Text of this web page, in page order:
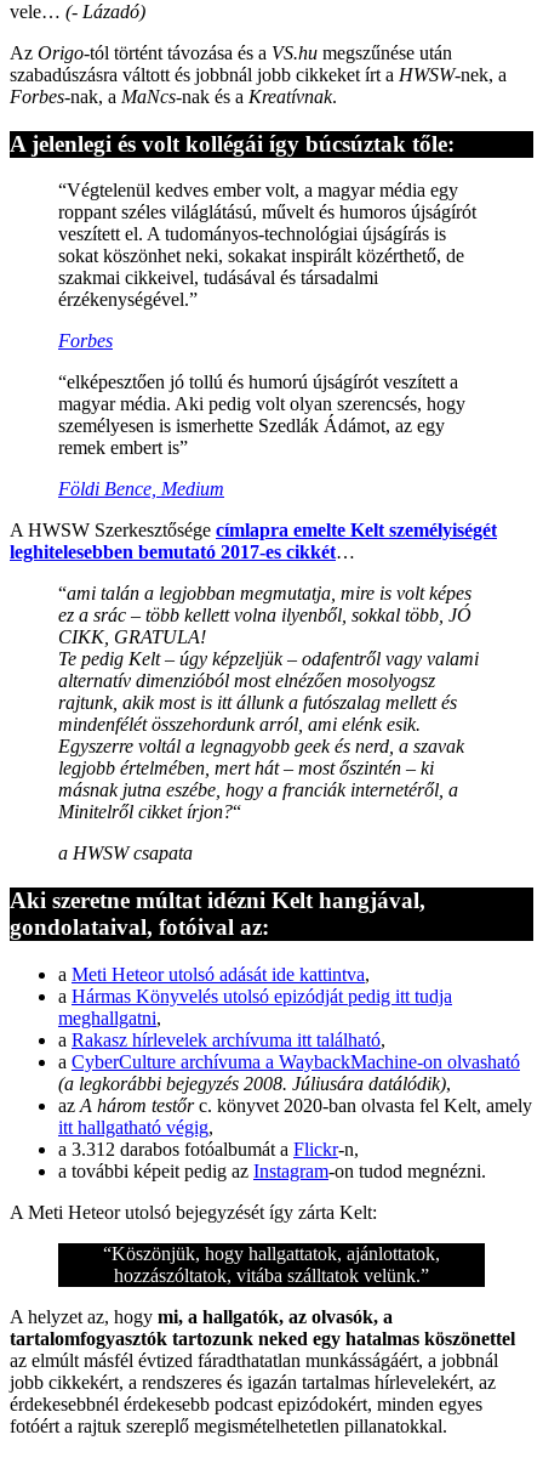
vele… (- Lázadó)
Az Origo-tól történt távozása és a VS.hu megszűnése után
szabadúszásra váltott és jobbnál jobb cikkeket írt a HWSW-nek, a
Forbes-nak, a MaNcs-nak és a Kreatívnak.
A jelenlegi és volt kollégái így búcsúztak tőle:
“Végtelenül kedves ember volt, a magyar média egy
roppant széles világlátású, művelt és humoros újságírót
veszített el. A tudományos-technológiai újságírás is
sokat köszönhet neki, sokakat inspirált közérthető, de
szakmai cikkeivel, tudásával és társadalmi
érzékenységével.”
Forbes
“elképesztően jó tollú és humorú újságírót veszített a
magyar média. Aki pedig volt olyan szerencsés, hogy
személyesen is ismerhette Szedlák Ádámot, az egy
remek embert is”
Földi Bence, Medium
A HWSW Szerkesztősége címlapra emelte Kelt személyiségét
leghitelesebben bemutató 2017-es cikkét…
“ami talán a legjobban megmutatja, mire is volt képes
ez a srác – több kellett volna ilyenből, sokkal több, JÓ
CIKK, GRATULA!
Te pedig Kelt – úgy képzeljük – odafentről vagy valami
alternatív dimenzióból most elnézően mosolyogsz
rajtunk, akik most is itt állunk a futószalag mellett és
mindenfélét összehordunk arról, ami elénk esik.
Egyszerre voltál a legnagyobb geek és nerd, a szavak
legjobb értelmében, mert hát – most őszintén – ki
másnak jutna eszébe, hogy a franciák internetéről, a
Minitelről cikket írjon?“
a HWSW csapata
Aki szeretne múltat idézni Kelt hangjával,
gondolataival, fotóival az:
a Meti Heteor utolsó adását ide kattintva,
a Hármas Könyvelés utolsó epizódját pedig itt tudja
meghallgatni,
a Rakasz hírlevelek archívuma itt található,
a CyberCulture archívuma a WaybackMachine-on olvasható
(a legkorábbi bejegyzés 2008. Júliusára datálódik),
az A három testőrc. könyvet 2020-ban olvasta fel Kelt, amely
itt hallgatható végig,
a 3.312 darabos fotóalbumát a Flickr-n,
a további képeit pedig az Instagram-on tudod megnézni.
A Meti Heteor utolsó bejegyzését így zárta Kelt:
“Köszönjük, hogy hallgattatok, ajánlottatok,
hozzászóltatok, vitába szálltatok velünk.”
A helyzet az, hogy mi, a hallgatók, az olvasók, a
tartalomfogyasztók tartozunk neked egy hatalmas köszönettel
az elmúlt másfél évtized fáradthatatlan munkásságáért, a jobbnál
jobb cikkekért, a rendszeres és igazán tartalmas hírlevelekért, az
érdekesebbnél érdekesebb podcast epizódokért, minden egyes
fotóért a rajtuk szereplő megismételhetetlen pillanatokkal.